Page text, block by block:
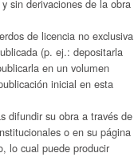
sin derivaciones de la obra
de licencia no exclusiva
(p. ej.: depositarla
en un volumen
inicial en esta
difundir su obra a través de
o en su página
lo cual puede producir